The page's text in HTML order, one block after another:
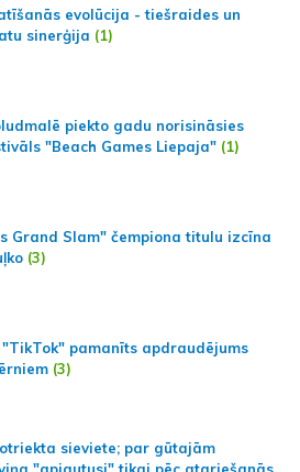
evolūcija - tiešraides un
sinerģija (1)
piekto gadu norisināsies
"Beach Games Liepaja" (1)
Grand Slam" čempiona titulu izcīna
(3)
pamanīts apdraudējums
(3)
sieviete; par gūtajām